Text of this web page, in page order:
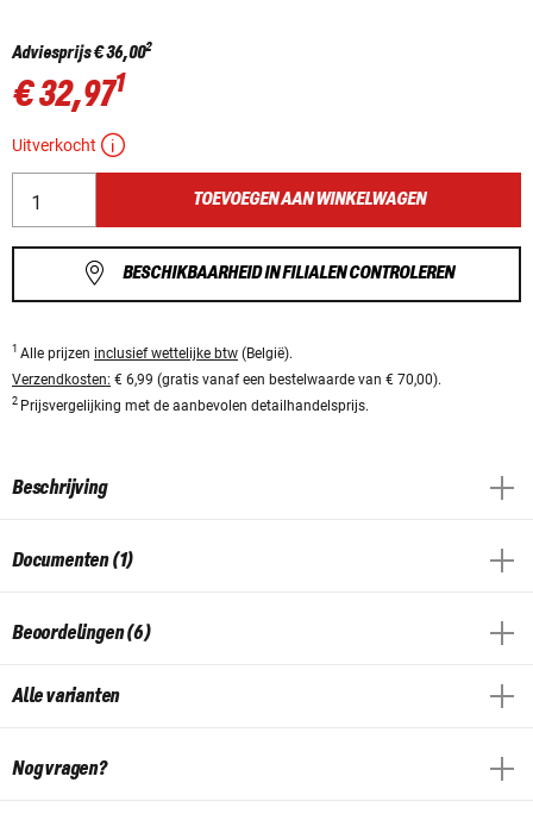
Adviesprijs€ 36,002
€ 32,971
Uitverkocht
TOEVOEGEN AAN WINKELWAGEN
BESCHIKBAARHEID IN FILIALEN CONTROLEREN
1 Alle prijzen inclusief wettelijke btw (België).
Verzendkosten: € 6,99 (gratis vanaf een bestelwaarde van € 70,00).
2 Prijsvergelijking met de aanbevolen detailhandelsprijs.
Beschrijving
Documenten (1)
Beoordelingen (6)
Alle varianten
Nog vragen?